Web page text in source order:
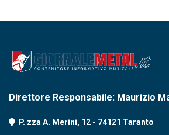
Direttore Responsabile: Maurizio
P. zza A. Merini, 12 - 74121 Taranto